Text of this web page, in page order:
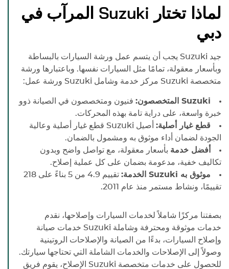
لماذا تختار Suzuki المرآب في
دبي
جيد Suzuki يجب أن يتسم عمل ورشة السيارات بالبساطة
وبأسعار معقولة، تمامًا مثل السيارات نفسها. وباعتبارها ورشة
متخصصة Suzuki مركز خدمة وشامل Suzuki ورشة عمل:
Suzuki المتخصصون: فنيون ومتخصصون في الصيانة ذوو
خبرة واسعة، على دراية تامة بهذه المحركات.
قطع غيار أصلية: أصيل Suzuki قطع غيار أصلية وعالية
الجودة لضمان أداء موثوق به ومشمول بالضمان.
أفضل خدمة بأسعار معقولة، مع تواصل واضح وبدون
تكاليف خفية، مدعومة بضمان على كل عملية إصلاح.
موثوق به Suzuki الخدمة:
تقييم 4.9 من 5 بناءً على 218
تقييمًا، ونشاط مستمر منذ عام 2011.
بصفتنا مركزًا شاملاً لخدمات السيارات وإصلاحها، نقدم
خدمات موثوقة ومحترفة وشاملة Suzuki خدمات صيانة
وإصلاح السيارات، بدءًا من الصيانة والإصلاحات الروتينية
وصولاً إلى الإصلاحات والخدمات الشاملة التي تحتاجها سيارتك.
للحصول على خدمات متخصصة Suzuki الإصلاح، يقوم فريق